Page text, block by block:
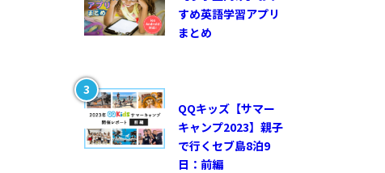
すめ英語学習アプリ
まとめ
QQキッズ【サマー
キャンプ2023】親子
で行くセブ島8泊9
日：前編